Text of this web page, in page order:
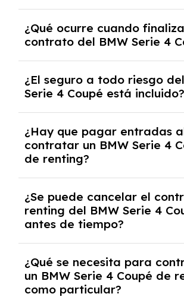
contrato y puede variar entre
30,000 km anuales. Si excedes
puede haber un cargo adicional.
¿Qué ocurre cuando
contrato del BMW Serie 4
coche, renovarlo por uno nuevo
casos, comprarlo a un precio
acordado.
¿El seguro a todo riesgo
Serie 4 Coupé está incluido?
Serie 4 Coupé con el seguro a
franquicia incluido dentro de las
mensuales.
¿Hay que pagar entradas
contratar un BMW Serie 4
de renting?
tendrás que pagar ningún tipo
salvo en casos que lo exija el
debido al resultado del estudio
económica.
¿Se puede cancelar el
renting del BMW Serie 4
antes de tiempo?
pero puede haber
cancelación anticipada. Es
las condiciones del contrato y
¿Qué se necesita para
un BMW Serie 4 Coupé de
como particular?